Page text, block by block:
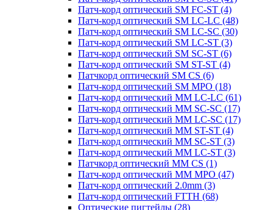
Патч-корд оптический SM FC-ST (4)
Патч-корд оптический SM LC-LC (48)
Патч-корд оптический SM LC-SC (30)
Патч-корд оптический SM LC-ST (3)
Патч-корд оптический SM SC-ST (6)
Патч-корд оптический SM ST-ST (4)
Патчкорд оптический SM CS (6)
Патч-корд оптический SM MPO (18)
Патч-корд оптический MM LC-LC (61)
Патч-корд оптический MM SC-SC (17)
Патч-корд оптический MM LC-SC (17)
Патч-корд оптический MM ST-ST (4)
Патч-корд оптический MM SC-ST (3)
Патч-корд оптический MM LC-ST (3)
Патчкорд оптический MM CS (1)
Патч-корд оптический MM MPO (47)
Патч-корд оптический 2.0mm (3)
Патч-корд оптический FTTH (68)
Оптические пигтейлы (28)